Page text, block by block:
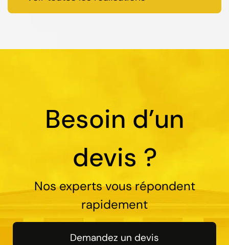
Besoin d’un
devis ?
Nos experts vous répondent
rapidement
Demandez un devis